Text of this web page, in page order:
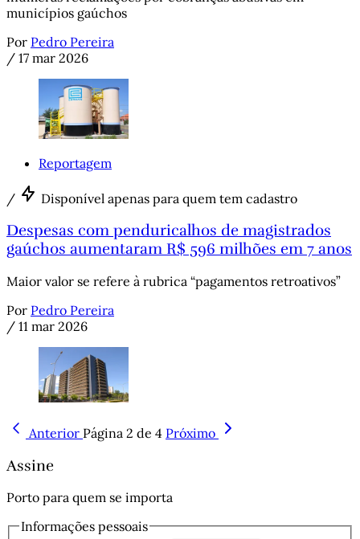
municípios gaúchos
Por Pedro Pereira
/ 17 mar 2026
Reportagem
/ Disponível apenas para quem tem cadastro
Despesas com penduricalhos de magistrados
gaúchos aumentaram R$ 596 milhões em 7 anos
Maior valor se refere à rubrica “pagamentos retroativos”
Por Pedro Pereira
/ 11 mar 2026
Anterior Página 2 de 4 Próximo
Assine
Porto para quem se importa
Informações pessoais